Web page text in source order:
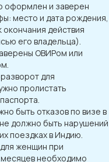
оформлен и заверен
место и дата рождения,
окончания действия
его владельца).
ОВИРом или
для
пролистать
быть отказов по визе в
должно быть нарушений
поездках в Индию.
женщин при
месяцев необходимо